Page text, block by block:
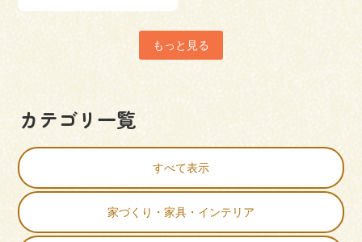
もっと見る
カテゴリ一覧
すべて表示
家づくり・家具・インテリア